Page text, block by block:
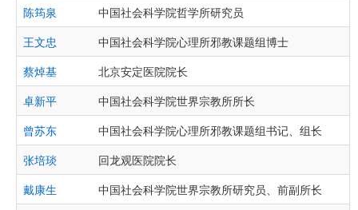
陈筠泉
中国社会科学院哲学所研究员
王文忠
中国社会科学院心理所邪教课题组博士
蔡焯基
北京安定医院院长
卓新平
中国社会科学院世界宗教所所长
曾苏东
中国社会科学院心理所邪教课题组书记、组长
张培琰
回龙观医院院长
戴康生
中国社会科学院世界宗教所研究员、前副所长